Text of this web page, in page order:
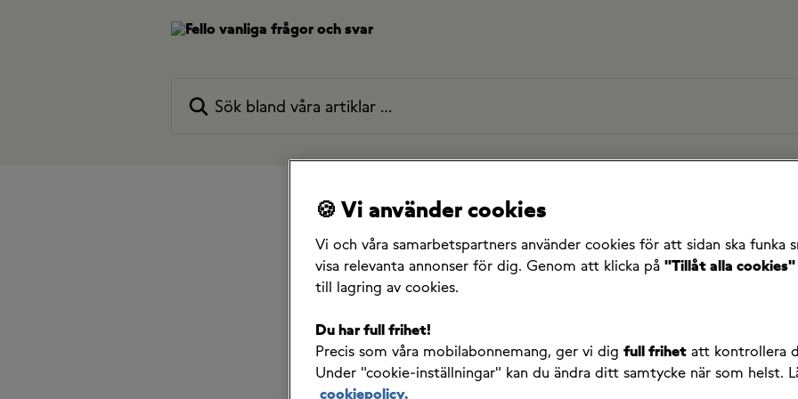
Alla samlingar
Kom igång med Fello
Jag vill ändra min pågående
till ett annat abonnemang, hur gör
5 maj 2025
🍪 Vi använder cookies
Vi och våra samarbetspartners använder cookies för att sidan ska funka
visa relevanta annonser för dig. Genom att klicka på "Tillåt alla cookies"
till lagring av cookies.
Du har full frihet!
Precis som våra mobilabonnemang, ger vi dig full frihet att kontrollera
Under "cookie-inställningar" kan du ändra ditt samtycke när som helst.
cookiepolicy.